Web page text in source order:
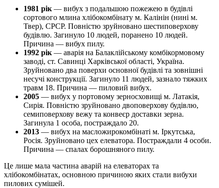
1981 рік — вибух з подальшою пожежею в будівлі
сортового млина хлібокомбінату м. Калінін (нині м.
Твер), СРСР. Повністю зруйновано шестиповерхову
будівлю. Загинуло 10 людей, поранено 10 людей.
Причина — вибух пилу.
1992 рік — аварія на Балаклійському комбікормовому
заводі, ст. Савинці Харківської області, Україна.
Зруйновано два поверхи основної будівлі та зовнішні
несучі конструкції. Загинуло 11 людей, зазнало тяжких
травм 18. Причина — пиловий вибух.
2005 — вибух у портовому зерносховищі м. Латакія,
Сирія. Повністю зруйновано двоповерхову будівлю,
семиповерхову вежу та конвеєр доставки зерна.
Загинула 1 особа, постраждало 20.
2013 — вибух на масложирокомбінаті м. Іркутська,
Росія. Зруйновано цех елеватора. Постраждали 4 особи.
Причина — спалах борошняного пилу.
Це лише мала частина аварій на елеваторах та
хлібокомбінатах, основною причиною яких стали вибухи
пилових сумішей.